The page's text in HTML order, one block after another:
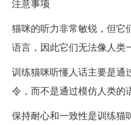
注意事项
猫咪的听力非常敏锐，但它
语言，因此它们无法像人类
训练猫咪听懂人话主要是通
令，而不是通过模仿人类的
保持耐心和一致性是训练猫